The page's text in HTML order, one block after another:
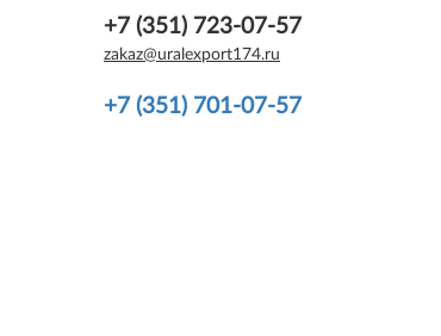
+7 (351) 723-07-57
zakaz@uralexport174.ru
+7 (351) 701-07-57